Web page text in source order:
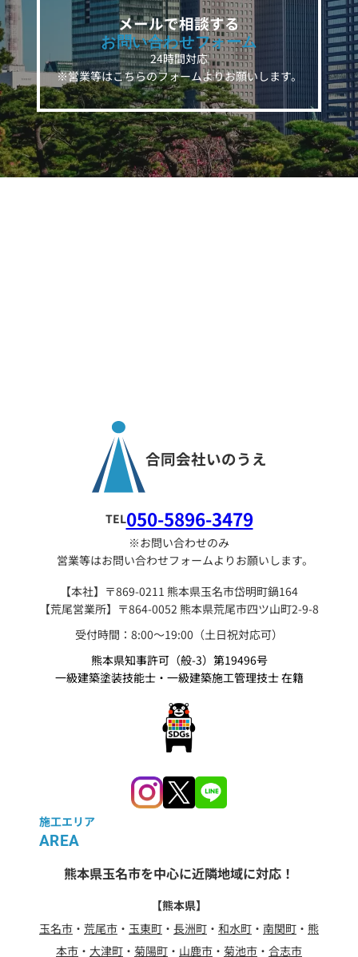
メールで相談する
お問い合わせフォーム
24時間対応
※営業等はこちらのフォームよりお願いします。
合同会社いのうえ
TEL050-5896-3479
※お問い合わせのみ
営業等はお問い合わせフォームよりお願いします。
【本社】〒869-0211 熊本県玉名市岱明町鍋164
【荒尾営業所】〒864-0052 熊本県荒尾市四ツ山町2-9-8
受付時間：8:00〜19:00（土日祝対応可）
熊本県知事許可（般-3）第19496号
一級建築塗装技能士・一級建築施工管理技士 在籍
施工エリア
AREA
熊本県玉名市を中心に近隣地域に対応！
【熊本県】
玉名市 ・ 荒尾市 ・ 玉東町 ・ 長洲町 ・ 和水町 ・ 南関町 ・ 熊
本市 ・ 大津町 ・ 菊陽町 ・ 山鹿市 ・ 菊池市 ・ 合志市